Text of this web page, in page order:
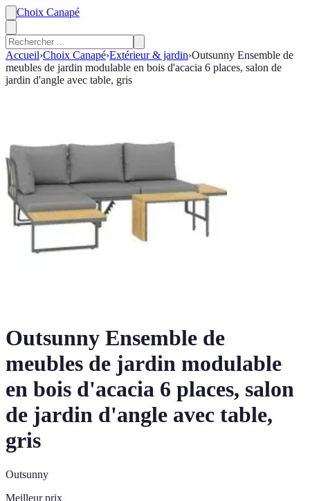
Choix Canapé
Accueil›Choix Canapé›Extérieur & jardin›Outsunny Ensemble de
meubles de jardin modulable en bois d'acacia 6 places, salon de
jardin d'angle avec table, gris
Outsunny Ensemble de
meubles de jardin modulable
en bois d'acacia 6 places, salon
de jardin d'angle avec table,
gris
Outsunny
Meilleur prix